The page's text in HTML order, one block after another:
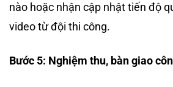
nào hoặc nhận cập nhật tiến độ
video từ đội thi công.
Bước 5: Nghiệm thu, bàn giao